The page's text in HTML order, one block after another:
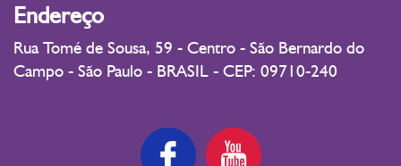
Endereço
Rua Tomé de Sousa, 59 - Centro - São Bernardo do
Campo - São Paulo - BRASIL - CEP: 09710-240